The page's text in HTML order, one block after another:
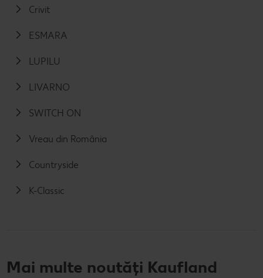
Crivit
ESMARA
LUPILU
LIVARNO
SWITCH ON
Vreau din România
Countryside
K-Classic
Mai multe noutăți Kaufland